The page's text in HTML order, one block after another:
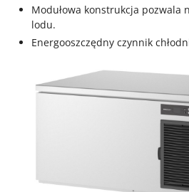
Modułowa konstrukcja pozwala
lodu.
Energooszczędny czynnik